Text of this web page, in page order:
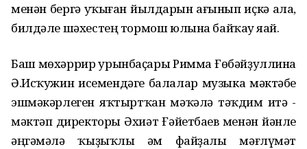
менән бергә уҡыған йылдарын һағынып иҫкә ала,
билдәле шәхестең тормош юлына байҡау яһай.
Баш мөхәррир урынбаҫары Римма Ғөбәйҙуллина
Ә.Исҡужин исемендәге балалар музыка мәктәбе
эшмәкәрлеген яҡтыртҡан мәҡәлә тәҡдим итә -
мәктәп директоры Әхиәт Ғәйетбаев менән йәнле
әңгәмәлә ҡыҙыҡлы һәм файҙалы мәғлүмәт